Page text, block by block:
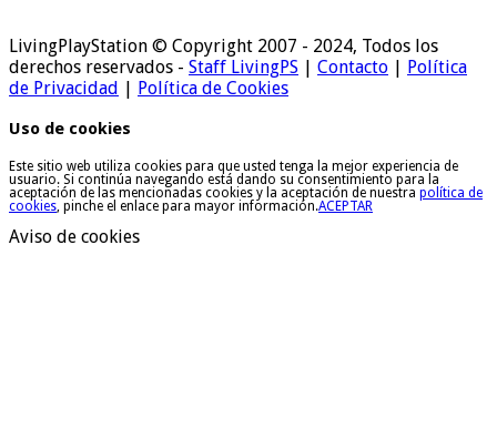
LivingPlayStation © Copyright 2007 - 2024, Todos los
derechos reservados - Staff LivingPS | Contacto | Política
de Privacidad | Política de Cookies
Uso de cookies
Este sitio web utiliza cookies para que usted tenga la mejor experiencia de
usuario. Si continúa navegando está dando su consentimiento para la
aceptación de las mencionadas cookies y la aceptación de nuestra política de
cookies, pinche el enlace para mayor información.ACEPTAR
Aviso de cookies